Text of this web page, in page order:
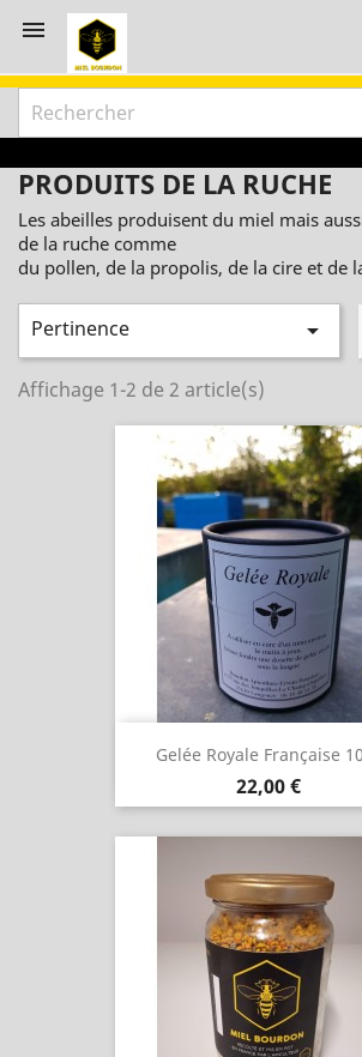

PRODUITS DE LA RUCHE
Les abeilles produisent du miel mais
de la ruche comme
du pollen, de la propolis, de la cire et de
Pertinence 
Affichage 1-2 de 2 article(s)
Gelée Royale Française
Prix
22,00 €